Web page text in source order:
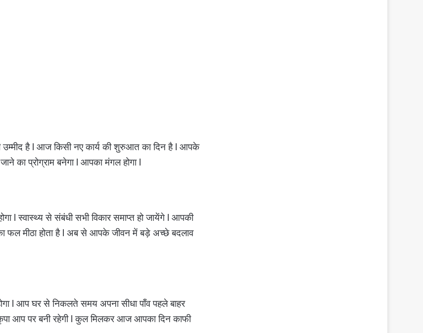
है l आज किसी नए कार्य की शुरुआत का दिन है l आपके
का प्रोग्राम बनेगा l आपका मंगल होगा l
l स्वास्थ्य से संबंधी सभी विकार समाप्त हो जायेंगे l आपकी
मीठा होता है l अब से आपके जीवन में बड़े अच्छे बदलाव
l आप घर से निकलते समय अपना सीधा पाँव पहले बाहर
आप पर बनी रहेगी l कुल मिलकर आज आपका दिन काफी